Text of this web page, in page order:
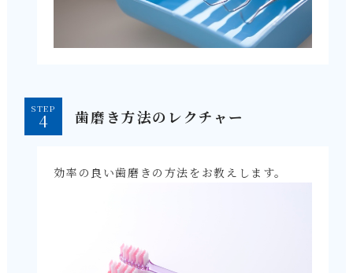
STEP 歯磨き方法のレクチャー
効率の良い歯磨きの方法をお教えします。